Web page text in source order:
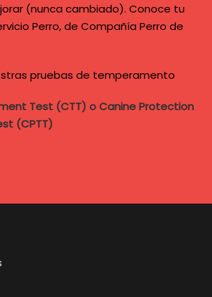
(nunca cambiado). Conoce tu
Perro, de Compañía Perro de
pruebas de temperamento
Test (CTT) o Canine Protection
(CPTT)